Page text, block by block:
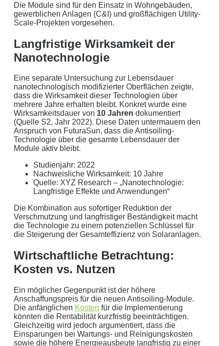
Keine Newsletter oder Spam
Die Module sind für den Einsatz in Wohngebäuden,
gewerblichen Anlagen (C&I) und großflächigen Utility-
Scale-Projekten vorgesehen.
Langfristige Wirksamkeit der
Nanotechnologie
Eine separate Untersuchung zur Lebensdauer
nanotechnologisch modifizierter Oberflächen zeigte,
dass die Wirksamkeit dieser Technologien über
mehrere Jahre erhalten bleibt. Konkret wurde eine
Wirksamkeitsdauer von 10 Jahren dokumentiert
(Quelle S2, Jahr 2022). Diese Daten untermauern den
Anspruch von FuturaSun, dass die Antisoiling-
Technologie über die gesamte Lebensdauer der
Module aktiv bleibt.
Studienjahr: 2022
Nachweisliche Wirksamkeit: 10 Jahre
Quelle: XYZ Research – „Nanotechnologie:
Langfristige Effekte und Anwendungen“
Die Kombination aus sofortiger Reduktion der
Verschmutzung und langfristiger Beständigkeit macht
die Technologie zu einem potenziellen Schlüssel für
die Steigerung der Gesamteffizienz von Solaranlagen.
Wirtschaftliche Betrachtung:
Kosten vs. Nutzen
Ein möglicher Gegenpunkt ist der höhere
Anschaffungspreis für die neuen Antisoiling-Module.
Die anfänglichen Kosten für die Implementierung
könnten die Rentabilität kurzfristig beeinträchtigen.
Gleichzeitig wird jedoch argumentiert, dass die
Einsparungen bei Wartungs- und Reinigungskosten
sowie die höhere Energieausbeute langfristig zu einer